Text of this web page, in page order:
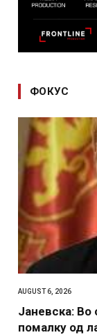
ФОКУС
AUGUST 6, 2026
Јаневска:
помалку од